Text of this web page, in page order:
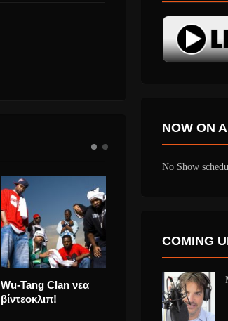
Robert Plant και
Chrissie Hynde σε
NOW ON
No Show
COMING